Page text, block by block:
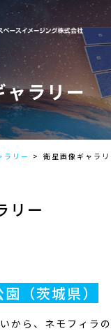
ラリー 衛星画像ギャラ
ャラリー
リー
（茨城県）
から、ネモフィラ